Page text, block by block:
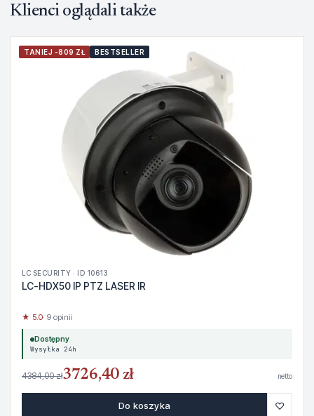
Klienci oglądali także
TANIEJ -809 ZŁ BESTSELLER
LC SECURITY · ID 10613
LC-HDX50 IP PTZ LASER IR
★ 5.0· 9 opinii
Dostępny
Wysyłka 24h
4384,00 zł3726,40 zł netto
Do koszyka ♡